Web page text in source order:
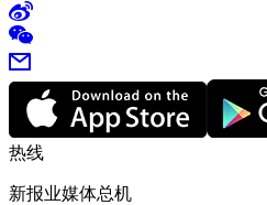
热线
新报业媒体总机